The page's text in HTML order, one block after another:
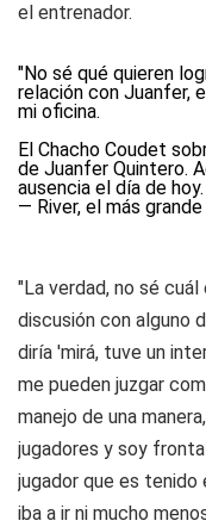
el entrenador.
"No sé qué quieren
relación con Juanfer,
mi oficina.
El Chacho Coudet
de Juanfer Quintero.
ausencia el día de hoy.
— River, el más grande
"La verdad, no sé
discusión con alguno
diría 'mirá, tuve un
me pueden juzgar
manejo de una
jugadores y soy
jugador que es tenido
iba a ir ni mucho